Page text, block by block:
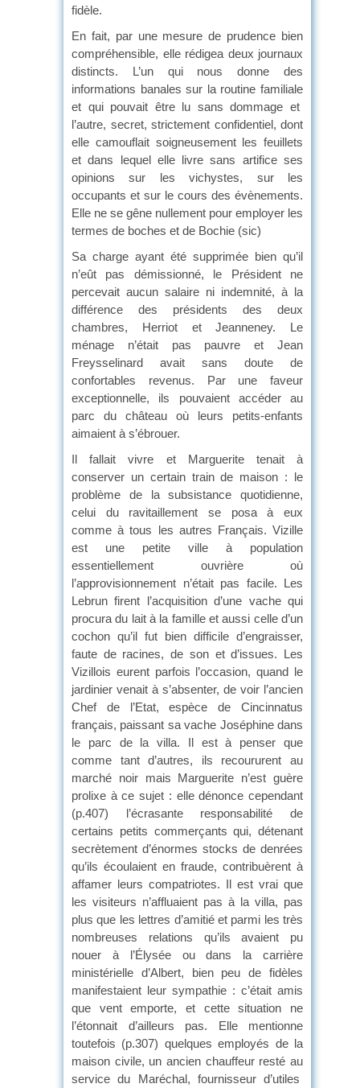
fidèle.
En fait, par une mesure de prudence bien
compréhensible, elle rédigea deux journaux
distincts. L’un qui nous donne des
informations banales sur la routine familiale
et qui pouvait être lu sans dommage et
l’autre, secret, strictement confidentiel, dont
elle camouflait soigneusement les feuillets
et dans lequel elle livre sans artifice ses
opinions sur les vichystes, sur les
occupants et sur le cours des évènements.
Elle ne se gêne nullement pour employer les
termes de boches et de Bochie (sic)
Sa charge ayant été supprimée bien qu’il
n’eût pas démissionné, le Président ne
percevait aucun salaire ni indemnité, à la
différence des présidents des deux
chambres, Herriot et Jeanneney. Le
ménage n’était pas pauvre et Jean
Freysselinard avait sans doute de
confortables revenus. Par une faveur
exceptionnelle, ils pouvaient accéder au
parc du château où leurs petits-enfants
aimaient à s’ébrouer.
Il fallait vivre et Marguerite tenait à
conserver un certain train de maison : le
problème de la subsistance quotidienne,
celui du ravitaillement se posa à eux
comme à tous les autres Français. Vizille
est une petite ville à population
essentiellement ouvrière où
l’approvisionnement n’était pas facile. Les
Lebrun firent l’acquisition d’une vache qui
procura du lait à la famille et aussi celle d’un
cochon qu’il fut bien difficile d’engraisser,
faute de racines, de son et d’issues. Les
Vizillois eurent parfois l’occasion, quand le
jardinier venait à s’absenter, de voir l’ancien
Chef de l’Etat, espèce de Cincinnatus
français, paissant sa vache Joséphine dans
le parc de la villa. Il est à penser que
comme tant d’autres, ils recoururent au
marché noir mais Marguerite n’est guère
prolixe à ce sujet : elle dénonce cependant
(p.407) l’écrasante responsabilité de
certains petits commerçants qui, détenant
secrètement d’énormes stocks de denrées
qu’ils écoulaient en fraude, contribuèrent à
affamer leurs compatriotes. Il est vrai que
les visiteurs n’affluaient pas à la villa, pas
plus que les lettres d’amitié et parmi les très
nombreuses relations qu’ils avaient pu
nouer à l’Élysée ou dans la carrière
ministérielle d’Albert, bien peu de fidèles
manifestaient leur sympathie : c’était amis
que vent emporte, et cette situation ne
l’étonnait d’ailleurs pas. Elle mentionne
toutefois (p.307) quelques employés de la
maison civile, un ancien chauffeur resté au
service du Maréchal, fournisseur d’utiles